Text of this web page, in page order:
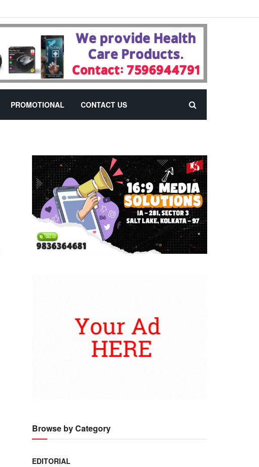
PROMOTIONAL CONTACT US
Browse by Category
EDITORIAL